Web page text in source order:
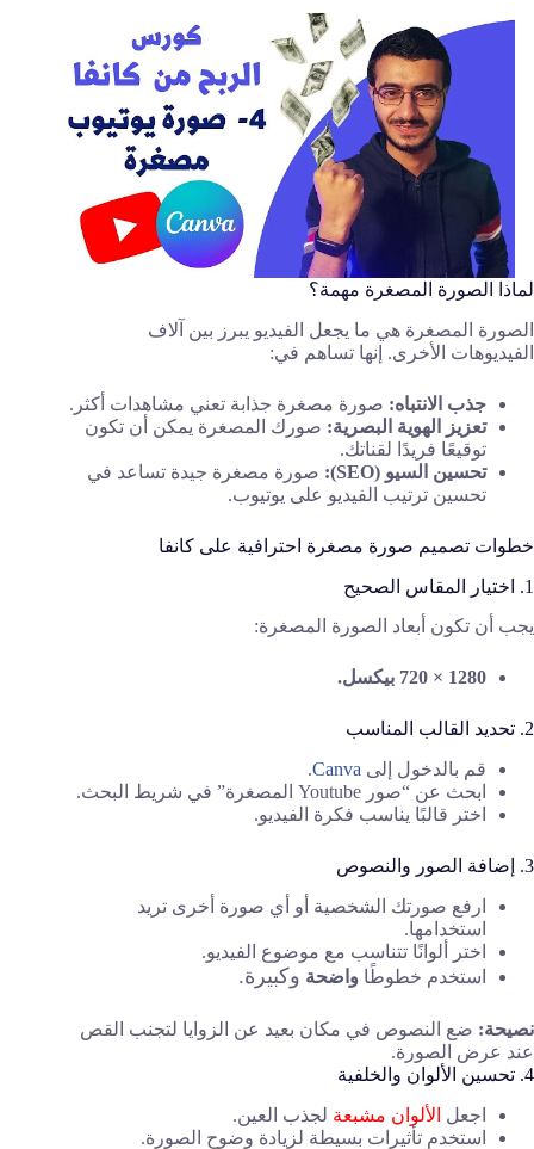
لماذا الصورة المصغرة مهمة؟
الصورة المصغرة هي ما يجعل الفيديو يبرز بين آلاف
الفيديوهات الأخرى. إنها تساهم في:
جذب الانتباه: صورة مصغرة جذابة تعني مشاهدات أكثر.
تعزيز الهوية البصرية: صورك المصغرة يمكن أن تكون
توقيعًا فريدًا لقناتك.
تحسين السيو (SEO):
صورة مصغرة جيدة تساعد في
تحسين ترتيب الفيديو على يوتيوب.
خطوات تصميم صورة مصغرة احترافية على كانفا
1. اختيار المقاس الصحيح
يجب أن تكون أبعاد الصورة المصغرة:
1280 × 720 بيكسل.
2. تحديد القالب المناسب
قم بالدخول إلى Canva
.
ابحث عن “صور Youtube المصغرة” في شريط البحث.
اختر قالبًا يناسب فكرة الفيديو.
3. إضافة الصور والنصوص
ارفع صورتك الشخصية أو أي صورة أخرى تريد
استخدامها.
اختر ألوانًا تتناسب مع موضوع الفيديو.
استخدم خطوطًا واضحة وكبيرة.
نصيحة: ضع النصوص في مكان بعيد عن الزوايا لتجنب القص
عند عرض الصورة.
4. تحسين الألوان والخلفية
اجعل الألوان مشبعة لجذب العين.
استخدم تأثيرات بسيطة لزيادة وضوح الصورة.